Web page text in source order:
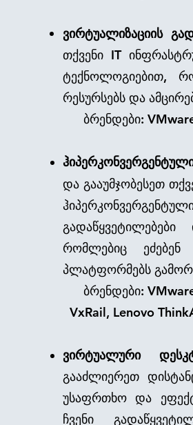
ვირტუალიზაციის
თქვენი IT
ტექნოლოგიებით,
რესურსებს და
ბრენდები:
და
რომლებიც ეძებენ
პლატფორმებს
ბრენდები:
VxRail, Lenovo
ვირტუალური
გააძლიერეთ
უსაფრთხო და
ჩვენი